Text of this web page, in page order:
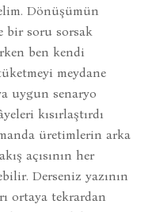
Dönüşümün
bir soru sorsak
ben kendi
meydane
uygun senaryo
kısırlaştırdı
üretimlerin arka
açısının her
Derseniz yazının
ortaya tekrardan